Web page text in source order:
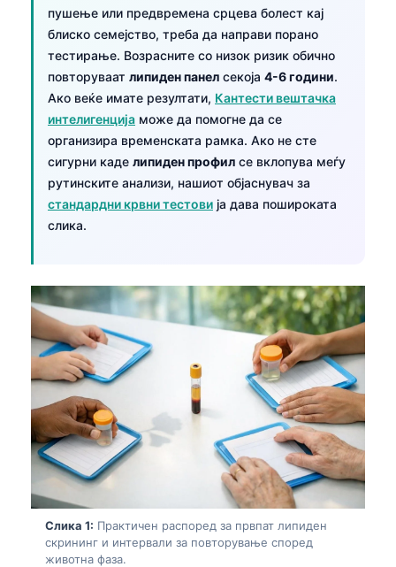
пушење или предвремена срцева болест кај
блиско семејство, треба да направи порано
тестирање. Возрасните со низок ризик обично
повторуваат липиден панел секоја 4-6 години.
Ако веќе имате резултати, Кантести вештачка
интелигенција може да помогне да се
организира временската рамка. Ако не сте
сигурни каде липиден профил се вклопува меѓу
рутинските анализи, нашиот објаснувач за
стандардни крвни тестови ја дава пошироката
слика.
Слика 1: Практичен распоред за првпат липиден
скрининг и интервали за повторување според
животна фаза.